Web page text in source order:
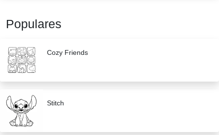
Populares
Cozy Friends
Stitch